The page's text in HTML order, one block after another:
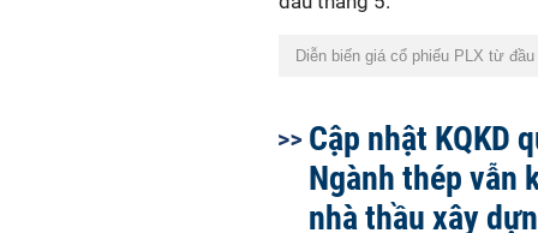
Diễn biến giá cổ phiếu PLX từ
Cập nhật KQKD
Ngành thép vẫn
nhà thầu xây